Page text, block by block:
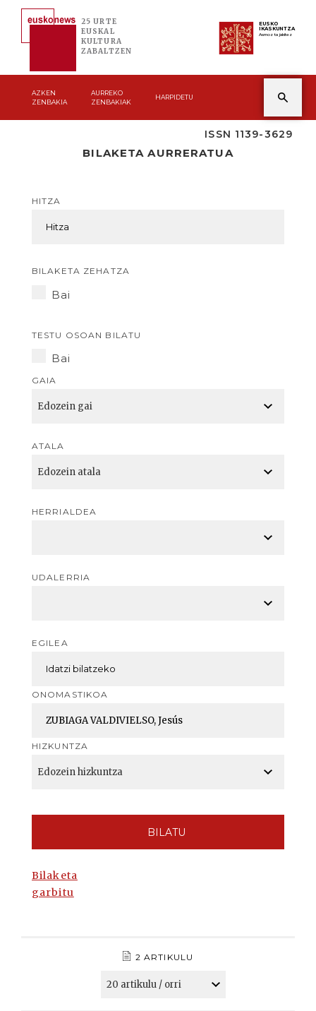
25 URTE
EUSKAL
KULTURA
ZABALTZEN
EUSKO
IKASKUNTZA
Asmoz ta jakitez
AZKEN
ZENBAKIA
AURREKO
ZENBAKIAK
HARPIDETU
ISSN 1139-3629
BILAKETA AURRERATUA
HITZA
BILAKETA ZEHATZA
Bai
TESTU OSOAN BILATU
Bai
GAIA
ATALA
HERRIALDEA
UDALERRIA
EGILEA
ONOMASTIKOA
HIZKUNTZA
BILATU
Bilaketa
garbitu
2 ARTIKULU